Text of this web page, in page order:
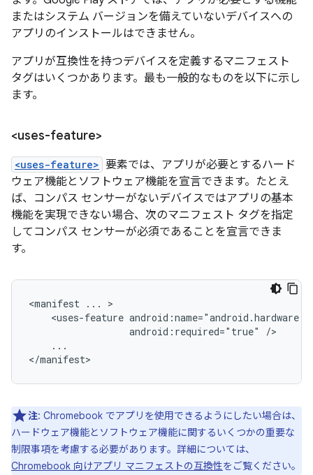
またはシステム バージョンを備えていないデバイスへの
アプリのインストールはできません。
アプリが互換性を持つデバイスを定義するマニフェスト
タグはいくつかあります。最も一般的なものを以下に示し
ます。
<uses-feature>
<uses-feature> 要素では、アプリが必要とするハード
ウェア機能とソフトウェア機能を宣言できます。たとえ
ば、コンパス センサーがないデバイスではアプリの基本
機能を実現できない場合、次のマニフェスト タグを指定
してコンパス センサーが必須であることを宣言できま
す。
<manifest ...
<uses-feature
android:required="true"
...
</manifest>
注: Chromebook でアプリを使用できるようにしたい場合は、
ハードウェア機能とソフトウェア機能に関するいくつかの重要な
制限事項を考慮する必要があります。詳細については、
Chromebook 向けアプリ マニフェストの互換性をご覧ください。